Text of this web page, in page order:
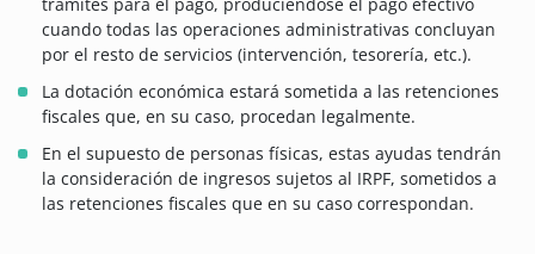
cuando todas las operaciones administrativas concluyan
por el resto de servicios (intervención, tesorería, etc.).
La dotación económica estará sometida a las retenciones
fiscales que, en su caso, procedan legalmente.
En el supuesto de personas físicas, estas ayudas tendrán
la consideración de ingresos sujetos al IRPF, sometidos a
las retenciones fiscales que en su caso correspondan.